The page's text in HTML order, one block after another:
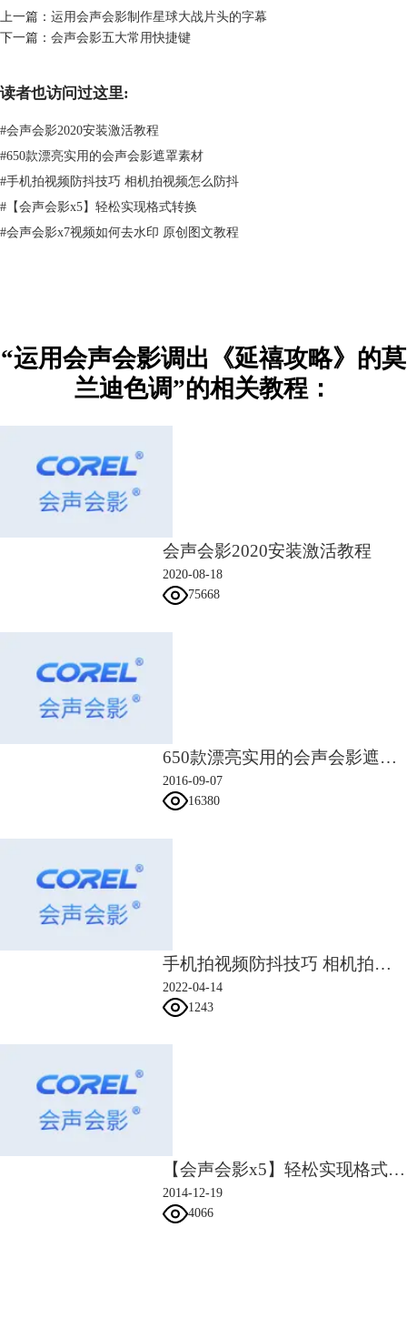
基本：《延禧攻略》颜色比较淡，整体很高级。因此我们需要可以把曝
光、对比度、饱和度、黑色、高亮往左拉一点，阴影、清晰度、白色往右
灰调，偏暖。
图3：调整基本视频颜色
调整 HSL调节：色相：增强暖色调如红黄橙的色相；饱和度：适当降低
暖色调的饱和度，和画面中过于突出的冷色调；明亮度：调整和饱和度相
以上就是介绍的会声会影调出《延禧攻略》的高级莫兰迪色调的方法了。
这其中运用到的色彩校正
点，即可提升色彩并校正照片中的色彩，微调高光，饱和度，清晰度等。
更可以匹配两个剪辑之间的照明，预热视频的色调等等。
上一篇： 运用会声会影制作星球大战片头的字幕
下一篇： 会声会影五大常用快捷键
读者也访问过这里:
#会声会影2020安装激活教程
#650款漂亮实用的会声会影遮罩素材
#手机拍视频防抖技巧 相机拍视频怎么防抖
# 【会声会影x5】轻松实现格式转换
#会声会影x7视频如何去水印 原创图文教程
“运用会声会影调出《延禧攻略》的莫
兰迪色调”的相关教程：
会声会影2020安装激活教程
2020-08-18
75668
650款漂亮实用的会声会影遮罩素材
2016-09-07
16380
手机拍视频防抖技巧 相机拍视频怎么防抖
2022-04-14
1243
【会声会影x5】轻松实现格式转换
2014-12-19
4066